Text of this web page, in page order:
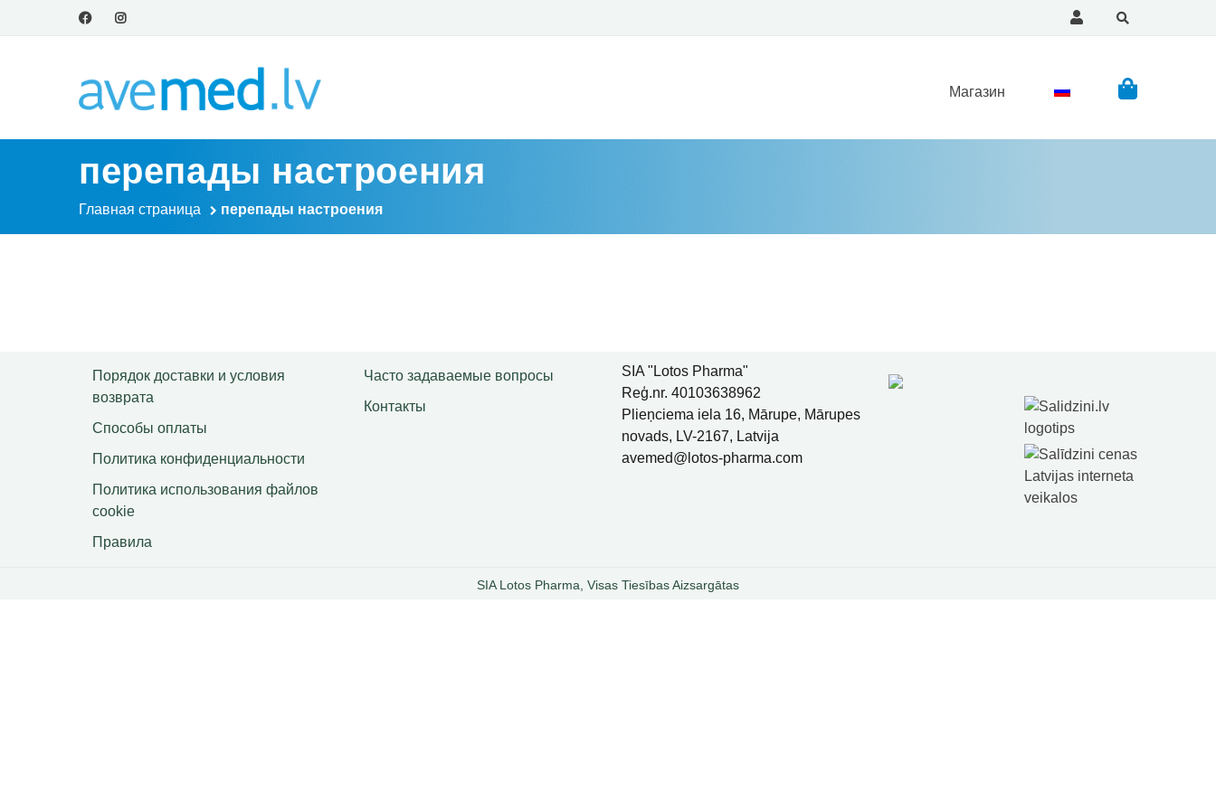
Магазин
перепады настроения
Главная страница перепады настроения
Порядок доставки и условия
возврата
Способы оплаты
Политика конфиденциальности
Политика использования файлов
сookie
Правила
Часто задаваемые вопросы
Контакты
SIA "Lotos Pharma"
Reģ.nr. 40103638962
Plieņciema iela 16, Mārupe, Mārupes
novads, LV-2167, Latvija
avemed@lotos-pharma.com
SIA Lotos Pharma, Visas Tiesības Aizsargātas